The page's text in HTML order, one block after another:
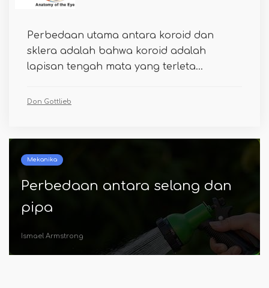
Perbedaan utama antara koroid dan
sklera adalah bahwa koroid adalah
lapisan tengah mata yang terleta...
Don Gottlieb
Penyakit
Apa perbedaan antara
galaktosemia dan intoleransi